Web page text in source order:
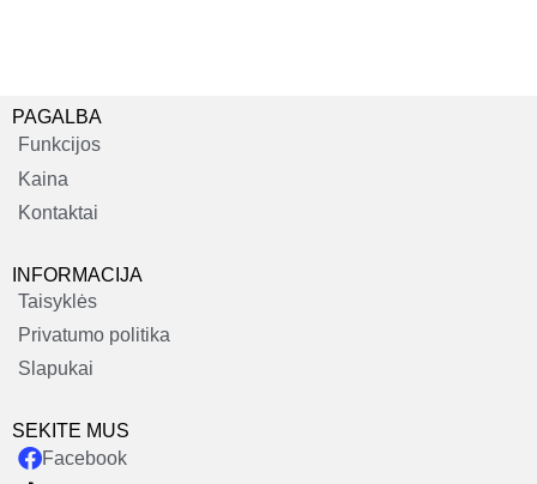
PAGALBA
Funkcijos
Kaina
Kontaktai
INFORMACIJA
Taisyklės
Privatumo politika
Slapukai
SEKITE MUS
Facebook